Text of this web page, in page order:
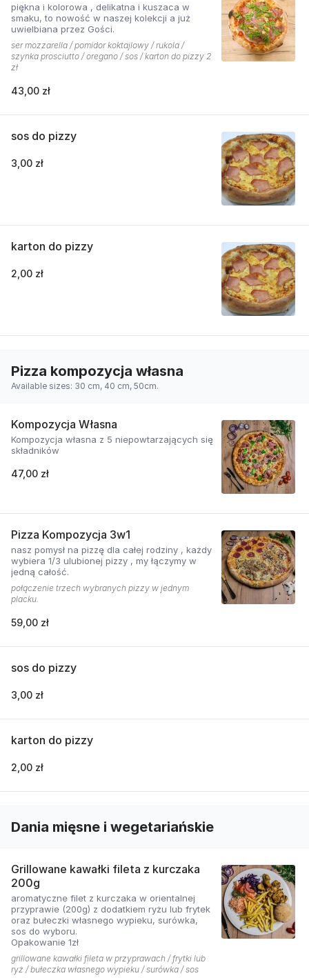
piękna i kolorowa , delikatna i kuszaca w
smaku, to nowość w naszej kolekcji a już
uwielbiana przez Gości.
ser mozzarella / pomidor koktajlowy / rukola /
szynka prosciutto / oregano / sos / karton do pizzy 2
zł
43,00 zł
sos do pizzy
3,00 zł
karton do pizzy
2,00 zł
Pizza kompozycja własna
Available sizes: 30 cm, 40 cm, 50cm.
Kompozycja Własna
Kompozycja własna z 5 niepowtarzających się
składników
47,00 zł
Pizza Kompozycja 3w1
nasz pomysł na pizzę dla całej rodziny , każdy
wybiera 1/3 ulubionej pizzy , my łączymy w
jedną całość.
połączenie trzech wybranych pizzy w jednym
placku.
59,00 zł
sos do pizzy
3,00 zł
karton do pizzy
2,00 zł
Dania mięsne i wegetariańskie
Grillowane kawałki fileta z kurczaka
200g
aromatyczne filet z kurczaka w orientalnej
przyprawie (200g) z dodatkiem ryżu lub frytek
oraz bułeczki własnego wypieku, surówka,
sos do wyboru.
Opakowanie 1zł
grillowane kawałki fileta w przyprawach / frytki lub
ryż / bułeczka własnego wypieku / surówka / sos